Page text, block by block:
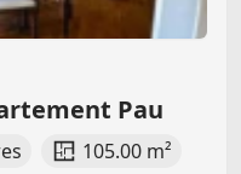
Pau
105.00 m²